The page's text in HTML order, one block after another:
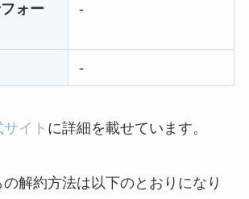
ニーを電話から解約
ォー
-
-
イト に詳細を載せています。
解約方法は以下のとおりになり